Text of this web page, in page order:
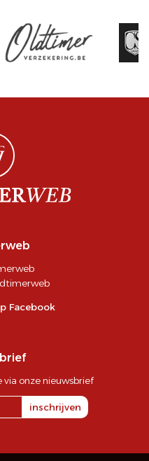
Facebook
onze nieuwsbrief
inschrijven